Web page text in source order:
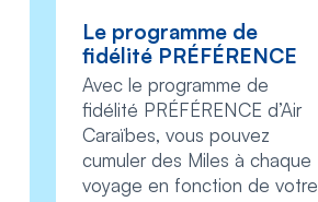
Le programme de
fidélité PRÉFÉRENCE
Avec le programme de
fidélité PRÉFÉRENCE d’Air
Caraïbes, vous pouvez
cumuler des Miles à chaque
voyage en fonction de votre